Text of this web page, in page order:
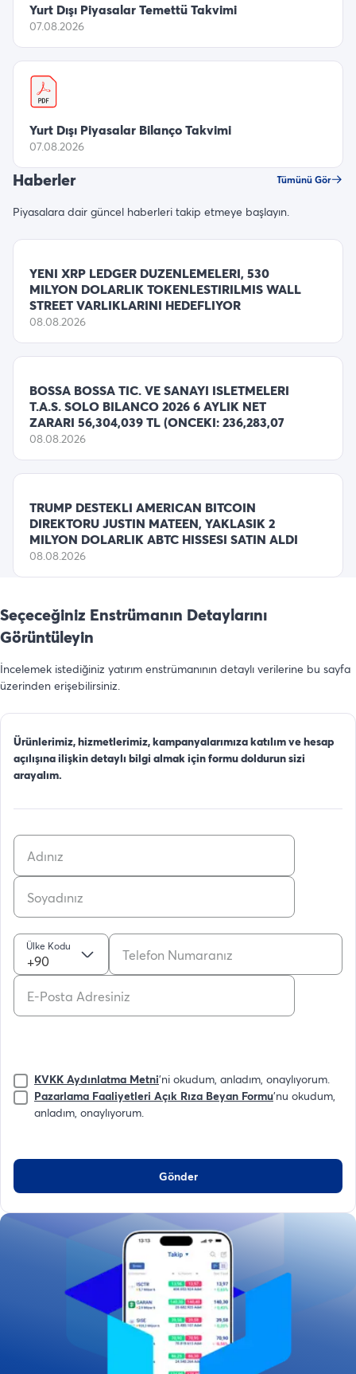
Yurt Dışı Piyasalar Temettü Takvimi
07.08.2026
Yurt Dışı Piyasalar Bilanço Takvimi
07.08.2026
Haberler Tümünü Gör
Piyasalara dair güncel haberleri takip etmeye başlayın.
YENI XRP LEDGER DUZENLEMELERI, 530
MILYON DOLARLIK TOKENLESTIRILMIS WALL
STREET VARLIKLARINI HEDEFLIYOR
08.08.2026
BOSSA BOSSA TIC. VE SANAYI ISLETMELERI
T.A.S. SOLO BILANCO 2026 6 AYLIK NET
ZARARI 56,304,039 TL (ONCEKI: 236,283,07
08.08.2026
TRUMP DESTEKLI AMERICAN BITCOIN
DIREKTORU JUSTIN MATEEN, YAKLASIK 2
MILYON DOLARLIK ABTC HISSESI SATIN ALDI
08.08.2026
Seçeceğiniz Enstrümanın Detaylarını
Görüntüleyin
İncelemek istediğiniz yatırım enstrümanının detaylı verilerine bu sayfa
üzerinden erişebilirsiniz.
Ürünlerimiz, hizmetlerimiz, kampanyalarımıza katılım ve hesap
açılışına ilişkin detaylı bilgi almak için formu doldurun sizi
arayalım.
Ülke Kodu
+90
KVKK Aydınlatma Metni'ni okudum, anladım, onaylıyorum.
Pazarlama Faaliyetleri Açık Rıza Beyan Formu'nu okudum,
anladım, onaylıyorum.
Gönder